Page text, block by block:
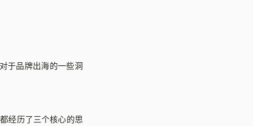
于品牌出海的一些洞
经历了三个核心的思